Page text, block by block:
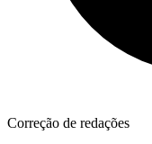
Correção de redações